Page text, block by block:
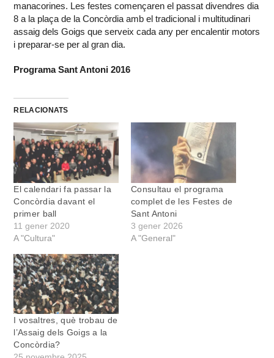
manacorines. Les festes començaren el passat divendres dia
8 a la plaça de la Concòrdia amb el tradicional i multitudinari
assaig dels Goigs que serveix cada any per encalentir motors
i preparar-se per al gran dia.
Programa Sant Antoni 2016
RELACIONATS
El calendari fa passar la
Concòrdia davant el
primer ball
11 gener 2020
A "Cultura"
Consultau el programa
complet de les Festes de
Sant Antoni
3 gener 2026
A "General"
I vosaltres, què trobau de
l’Assaig dels Goigs a la
Concòrdia?